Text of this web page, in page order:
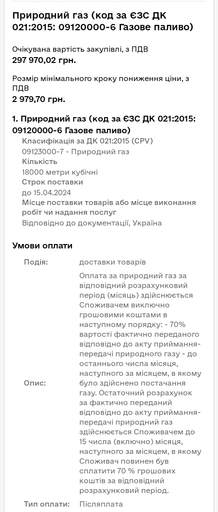
Природний газ (код за ЄЗС ДК
021:2015: 09120000-6 Газове паливо)
Очікувана вартість закупівлі, з ПДВ
297 970,02 грн.
Розмір мінімального кроку пониження ціни, з
ПДВ
2 979,70 грн.
1. Природний газ (код за ЄЗС ДК 021:2015:
09120000-6 Газове паливо)
Класифікація за ДК 021:2015 (CPV)
09123000-7 - Природний газ
Кількість
18000 метри кубічні
Строк поставки
Місце поставки товарів або місце виконання
робіт чи надання послуг
Відповідно до документації, Україна
Умови оплати
Подія: доставки товарів
Опис:
Оплата за природний газ за
відповідний розрахунковий
період (місяць) здійснюється
Споживачем виключно
грошовими коштами в
наступному порядку: - 70%
вартості фактично переданого
відповідно до акту приймання-
передачі природного газу - до
останнього числа місяця,
наступного за місяцем, в якому
було здійснено постачання
газу. Остаточний розрахунок
за фактично переданий
відповідно до акту приймання-
передачі природний газ
здійснюється Споживачем до
15 числа (включно) місяця,
наступного за місяцем, в якому
Споживач повинен був
сплатити 70 % грошових
коштів за відповідний
розрахунковий період.
Тип оплати: Післяплата